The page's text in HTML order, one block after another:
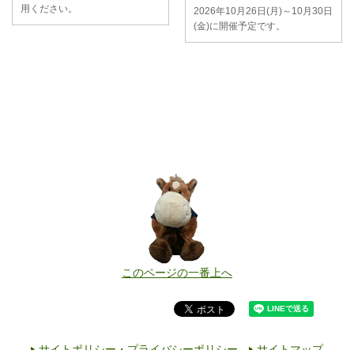
用ください。
2026年10月26日(月)～10月30日
(金)に開催予定です。
このページの一番上へ